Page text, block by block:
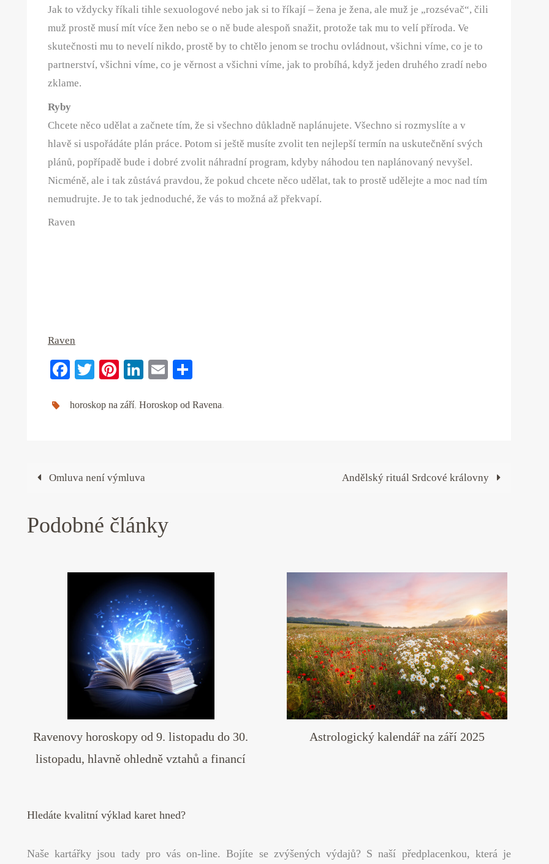
Jak to vždycky říkali tihle sexuologové nebo jak si to říkají – žena je žena, ale muž je „rozsévač“, čili
muž prostě musí mít více žen nebo se o ně bude alespoň snažit, protože tak mu to velí příroda. Ve
skutečnosti mu to nevelí nikdo, prostě by to chtělo jenom se trochu ovládnout, všichni víme, co je to
partnerství, všichni víme, co je věrnost a všichni víme, jak to probíhá, když jeden druhého zradí nebo
zklame.
Ryby
Chcete něco udělat a začnete tím, že si všechno důkladně naplánujete. Všechno si rozmyslíte a v
hlavě si uspořádáte plán práce. Potom si ještě musíte zvolit ten nejlepší termín na uskutečnění svých
plánů, popřípadě bude i dobré zvolit náhradní program, kdyby náhodou ten naplánovaný nevyšel.
Nicméně, ale i tak zůstává pravdou, že pokud chcete něco udělat, tak to prostě udělejte a moc nad tím
nemudrujte. Je to tak jednoduché, že vás to možná až překvapí.
Raven
Raven
Fa
bo
T
tte
Pi
er
Li
ed
E
ail re
horoskop na září, Horoskop od Ravena.
Omluva není výmluva Andělský rituál Srdcové královny
Podobné články
Astrologický kalendář na září 2025
Ravenovy horoskopy od 9. listopadu do 30.
listopadu, hlavně ohledně vztahů a financí
Hledáte kvalitní výklad karet hned?
Naše kartářky jsou tady pro vás on-line. Bojíte se zvýšených výdajů? S naší předplacenkou, která je